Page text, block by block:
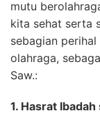
mutu
kita sehat serta
sebagian
olahraga,
Saw.:
1. Hasrat